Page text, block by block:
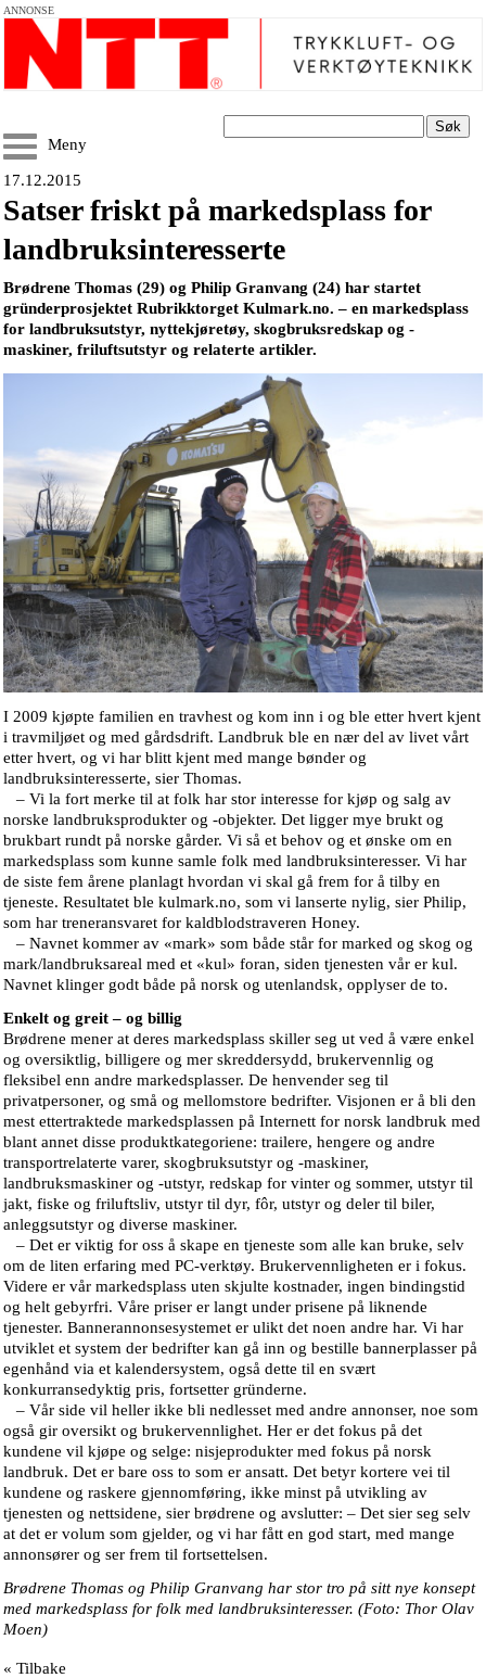
ANNONSE
Søk
Meny
17.12.2015
Satser friskt på markedsplass for
landbruksinteresserte
Brødrene Thomas (29) og Philip Granvang (24) har startet
gründerprosjektet Rubrikktorget Kulmark.no. – en markedsplass
for landbruksutstyr, nyttekjøretøy, skogbruksredskap og -
maskiner, friluftsutstyr og relaterte artikler.
I 2009 kjøpte familien en travhest og kom inn i og ble etter hvert kjent
i travmiljøet og med gårdsdrift. Landbruk ble en nær del av livet vårt
etter hvert, og vi har blitt kjent med mange bønder og
landbruksinteresserte, sier Thomas.
– Vi la fort merke til at folk har stor interesse for kjøp og salg av
norske landbruksprodukter og -objekter. Det ligger mye brukt og
brukbart rundt på norske gårder. Vi så et behov og et ønske om en
markedsplass som kunne samle folk med landbruksinteresser. Vi har
de siste fem årene planlagt hvordan vi skal gå frem for å tilby en
tjeneste. Resultatet ble kulmark.no, som vi lanserte nylig, sier Philip,
som har treneransvaret for kaldblodstraveren Honey.
– Navnet kommer av «mark» som både står for marked og skog og
mark/landbruksareal med et «kul» foran, siden tjenesten vår er kul.
Navnet klinger godt både på norsk og utenlandsk, opplyser de to.
Enkelt og greit – og billig
Brødrene mener at deres markedsplass skiller seg ut ved å være enkel
og oversiktlig, billigere og mer skreddersydd, brukervennlig og
fleksibel enn andre markedsplasser. De henvender seg til
privatpersoner, og små og mellomstore bedrifter. Visjonen er å bli den
mest ettertraktede markedsplassen på Internett for norsk landbruk med
blant annet disse produktkategoriene: trailere, hengere og andre
transportrelaterte varer, skogbruksutstyr og -maskiner,
landbruksmaskiner og -utstyr, redskap for vinter og sommer, utstyr til
jakt, fiske og friluftsliv, utstyr til dyr, fôr, utstyr og deler til biler,
anleggsutstyr og diverse maskiner.
– Det er viktig for oss å skape en tjeneste som alle kan bruke, selv
om de liten erfaring med PC-verktøy. Brukervennligheten er i fokus.
Videre er vår markedsplass uten skjulte kostnader, ingen bindingstid
og helt gebyrfri. Våre priser er langt under prisene på liknende
tjenester. Bannerannonsesystemet er ulikt det noen andre har. Vi har
utviklet et system der bedrifter kan gå inn og bestille bannerplasser på
egenhånd via et kalendersystem, også dette til en svært
konkurransedyktig pris, fortsetter gründerne.
– Vår side vil heller ikke bli nedlesset med andre annonser, noe som
også gir oversikt og brukervennlighet. Her er det fokus på det
kundene vil kjøpe og selge: nisjeprodukter med fokus på norsk
landbruk. Det er bare oss to som er ansatt. Det betyr kortere vei til
kundene og raskere gjennomføring, ikke minst på utvikling av
tjenesten og nettsidene, sier brødrene og avslutter: – Det sier seg selv
at det er volum som gjelder, og vi har fått en god start, med mange
annonsører og ser frem til fortsettelsen.
Brødrene Thomas og Philip Granvang har stor tro på sitt nye konsept
med markedsplass for folk med landbruksinteresser. (Foto: Thor Olav
Moen)
« Tilbake